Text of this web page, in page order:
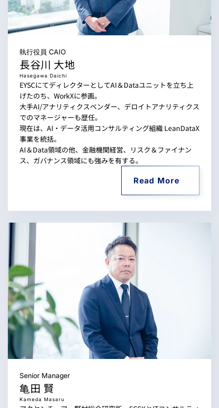
執行役員 CAIO
長谷川 大地
Hasegawa Daichi
EYSCにてディレクターとしてAI＆Dataユニットを立ち上
げたのち、WorkXに参画。
大手AI/アナリティクスベンダー、デロイトアナリティクス
でのマネージャーも歴任。
現在は、AI・データ活用コンサルティング組織 LeanDataX
事業を統括。
AI＆Data領域の他、金融機関経営、リスク＆ファイナン
ス、ガバナンス領域にも強みを有する。
Read More
Senior Manager
亀田 賢
Kameda Masaru